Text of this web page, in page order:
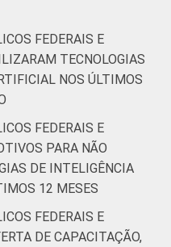
FEDERAIS E
TECNOLOGIAS
NOS ÚLTIMOS
FEDERAIS E
PARA NÃO
DE INTELIGÊNCIA
12 MESES
FEDERAIS E
DE CAPACITAÇÃO,